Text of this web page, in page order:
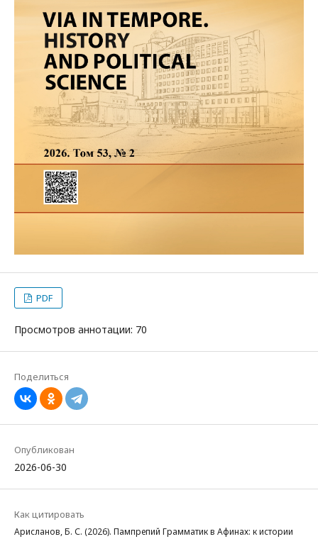
PDF
Просмотров аннотации: 70
Поделиться
Опубликован
2026-06-30
Как цитировать
Арисланов, Б. С. (2026). Пампрепий Грамматик в Афинах: к истории